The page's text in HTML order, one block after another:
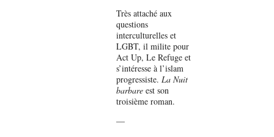
Très attaché aux
questions
interculturelles et
LGBT, il milite pour
Act Up, Le Refuge et
s’intéresse à l’islam
progressiste. La Nuit
barbare est son
troisième roman.
—